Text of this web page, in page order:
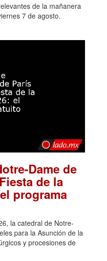
de la mañanera
7 de agosto.
Dame de
de la
programa
la catedral de Notre-
para la Asunción de la
y procesiones de